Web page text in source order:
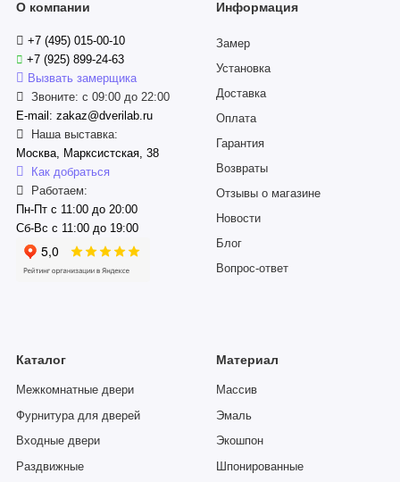
О компании
+7 (495) 015-00-10
+7 (925) 899-24-63
Вызвать замерщика
Звоните: с 09:00 до 22:00
E-mail: zakaz@dverilab.ru
Наша выставка:
Москва, Марксистская, 38
Как добраться
Работаем:
Пн-Пт с 11:00 до 20:00
Сб-Вс с 11:00 до 19:00
Информация
Замер
Установка
Доставка
Оплата
Гарантия
Возвраты
Отзывы о магазине
Новости
Блог
Вопрос-ответ
Каталог
Межкомнатные двери
Фурнитура для дверей
Входные двери
Раздвижные
Материал
Массив
Эмаль
Экошпон
Шпонированные